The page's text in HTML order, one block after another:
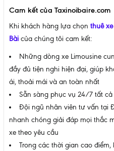
Cam kết của Taxinoibaire.com
Khi khách hàng lựa chọn thuê
Bài của chúng tôi cam kết:
Những dòng xe Limousine
đầy đủ tiện nghi hiện đại, giúp
ái, thoải mái và an toàn nhất
Sẵn sàng phục vụ 24/7 tất
Đội ngũ nhân viên tư vấn tại
nhanh chóng giải đáp mọi thắc
xe theo yêu cầu
Trong các thời gian cao điểm,